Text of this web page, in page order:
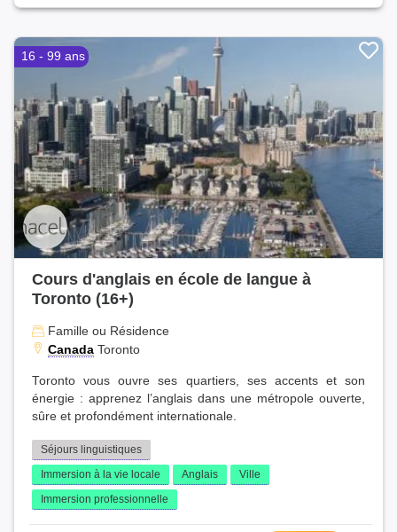
16 - 99 ans
Cours d'anglais en école de langue à
Toronto (16+)
Famille ou Résidence
Canada Toronto
Toronto vous ouvre ses quartiers, ses accents et son
énergie : apprenez l’anglais dans une métropole ouverte,
sûre et profondément internationale.
Séjours linguistiques
Immersion à la vie locale
Anglais
Ville
Immersion professionnelle